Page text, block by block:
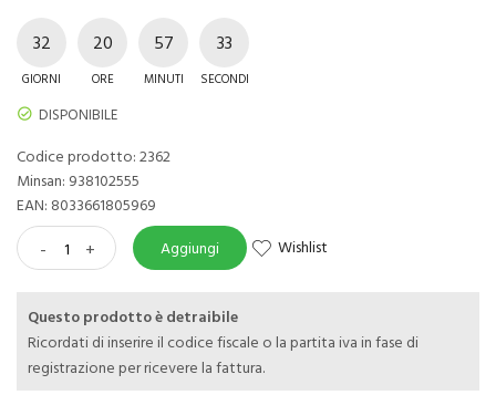
32
GIORNI
20
ORE
57
MINUTI
32
SECONDI
DISPONIBILE
Codice prodotto: 2362
Minsan: 938102555
EAN: 8033661805969
- + Aggiungi Wishlist
Questo prodotto è detraibile
Ricordati di inserire il codice fiscale o la partita iva in fase di
registrazione per ricevere la fattura.